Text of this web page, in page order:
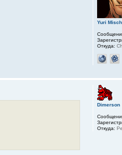
Yuri
Откуда:
Dimerson
Откуда: